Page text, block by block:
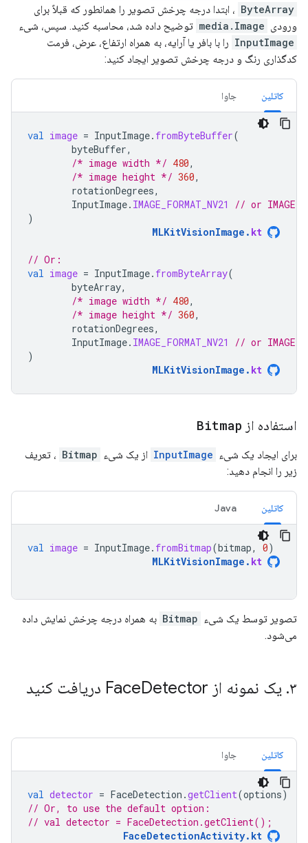
ByteArray ، ابتدا درجه چرخش تصویر را همانطور که قبلاً برای
ورودی media.Image توضیح داده شد، محاسبه کنید. سپس، شیء
InputImage را با بافر یا آرایه، به همراه ارتفاع، عرض، فرمت
کدگذاری رنگ و درجه چرخش تصویر ایجاد کنید:
کاتلین جاوا
val image = InputImage. fromByteBuffer(
byteBuffer,
/* image width */ 480,
/* image height */ 360,
rotationDegrees,
InputImage. IMAGE_FORMAT_NV21
// or
)
MLKitVisionImage . kt
// Or:
val image = InputImage. fromByteArray(
byteArray,
/* image width */ 480,
/* image height */ 360,
rotationDegrees,
InputImage. IMAGE_FORMAT_NV21
// or
)
MLKitVisionImage . kt
استفاده از Bitmap
برای ایجاد یک شیء InputImage از یک شیء Bitmap ، تعریف
زیر را انجام دهید:
کاتلین Java
val image = InputImage. fromBitmap(bitmap, 0)
MLKitVisionImage . kt
تصویر توسط یک شیء Bitmap به همراه درجه چرخش نمایش داده
می‌شود.
۳. یک نمونه از Face Detector دریافت کنید
کاتلین جاوا
val detector = FaceDetection .getClient(options)
// Or, to use the default option:
// val detector = FaceDetection.getClient();
FaceDetectionActivity.kt